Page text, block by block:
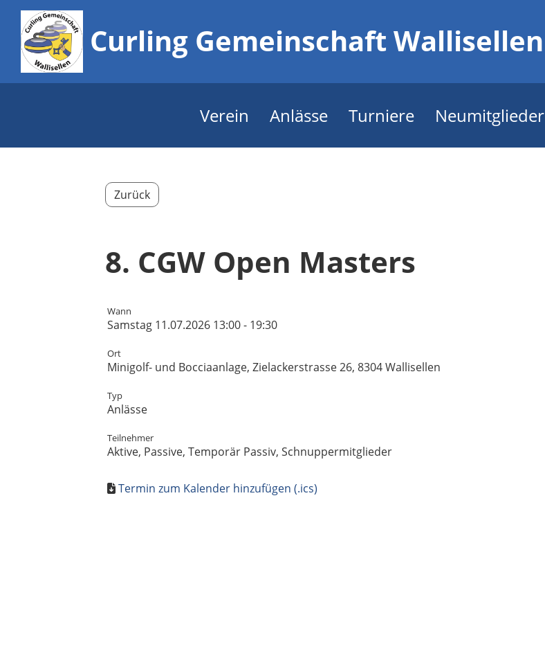
Curling Gemeinschaft Wallisellen
Verein Anlässe Turniere Neumitglieder
Zurück
8. CGW Open Masters
Wann
Samstag 11.07.2026 13:00 - 19:30
Ort
Minigolf- und Bocciaanlage, Zielackerstrasse 26, 8304 Wallisellen
Typ
Anlässe
Teilnehmer
Aktive, Passive, Temporär Passiv, Schnuppermitglieder
Termin zum Kalender hinzufügen (.ics)